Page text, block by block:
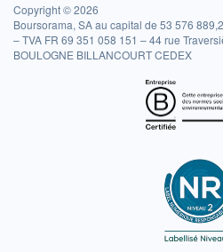
Copyright © 2026
Boursorama, SA au capital de 53 576
– TVA FR 69 351 058 151 – 44 rue
BOULOGNE BILLANCOURT CEDEX